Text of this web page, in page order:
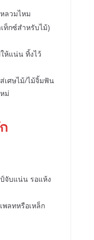
ลวมไหม
ท็กซ์สำหรับไม้)
ห้แน่น ทิ้งไว้
เศษไม้/ไม้จิ้มฟัน
ม่
จับแน่น รอแห้ง
ลทหรือเหล็ก